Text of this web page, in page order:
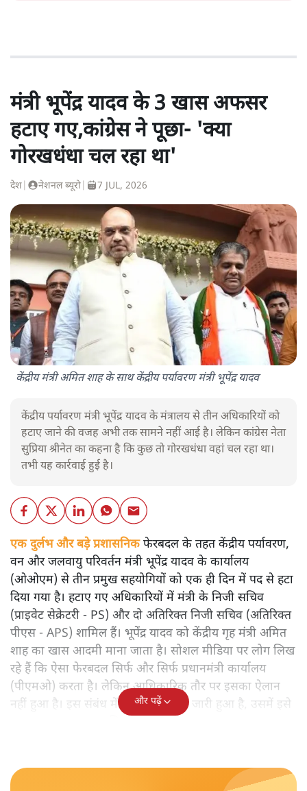
मंत्री भूपेंद्र यादव के 3 खास अफसर
हटाए गए,कांग्रेस ने पूछा- 'क्या
गोरखधंधा चल रहा था'
देश नेशनल ब्यूरो 7 JUL, 2026
केंद्रीय मंत्री अमित शाह के साथ केंद्रीय पर्यावरण मंत्री भूपेंद्र यादव
केंद्रीय पर्यावरण मंत्री भूपेंद्र यादव के मंत्रालय से तीन अधिकारियों को
हटाए जाने की वजह अभी तक सामने नहीं आई है। लेकिन कांग्रेस नेता
सुप्रिया श्रीनेत का कहना है कि कुछ तो गोरखधंधा वहां चल रहा था।
तभी यह कार्रवाई हुई है।
एक दुर्लभ और बड़े प्रशासनिकफेरबदल के तहत केंद्रीय पर्यावरण,
वन और जलवायु परिवर्तन मंत्री भूपेंद्र यादव के कार्यालय
(ओओएम) से तीन प्रमुख सहयोगियों को एक ही दिन में पद से हटा
दिया गया है। हटाए गए अधिकारियों में मंत्री के निजी सचिव
(प्राइवेट सेक्रेटरी - PS) और दो अतिरिक्त निजी सचिव (अतिरिक्त
पीएस - APS) शामिल हैं। भूपेंद्र यादव को केंद्रीय गृह मंत्री अमित
शाह का खास आदमी माना जाता है। सोशल मीडिया पर लोग लिख
रहे हैं कि ऐसा फेरबदल सिर्फ और सिर्फ प्रधानमंत्री कार्यालय
(पीएमओ) करता है। लेकिन आधिकारिक तौर पर इसका ऐलान
नहीं हुआ है। इस संबंध में जो सरकारी पत्र जारी हुआ है, उसमें इसे
और पढ़ें